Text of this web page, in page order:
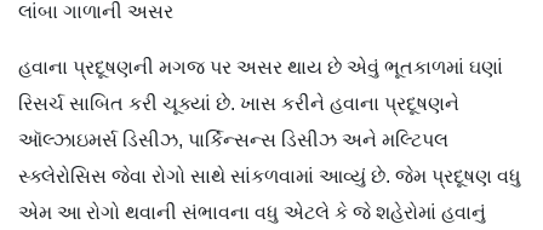
લાંબા ગાળાની અસર
હવાના પ્રદૂષણની મગજ પર અસર થાય છે એવું ભૂતકાળમાં ઘણાં
રિસર્ચ સાબિત કરી ચૂક્યાં છે. ખાસ કરીને હવાના પ્રદૂષણને
ઑલ્ઝાઇમર્સ ડિસીઝ, પાર્કિન્સન્સ ડિસીઝ અને મલ્ટિપલ
સ્ક્લેરોસિસ જેવા રોગો સાથે સાંકળવામાં આવ્યું છે. જેમ પ્રદૂષણ વધુ
એમ આ રોગો થવાની સંભાવના વધુ એટલે કે જે શહેરોમાં હવાનું